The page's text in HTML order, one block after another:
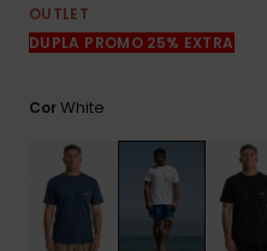
contacto.
OUTLET
DUPLA PROMO 25% EXTRA
CorWhite